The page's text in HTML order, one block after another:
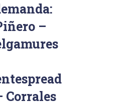
–
Corrales